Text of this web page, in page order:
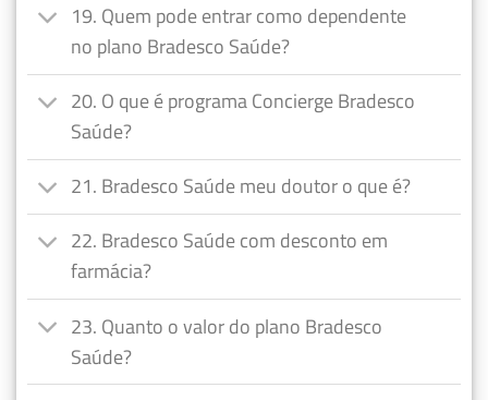
19. Quem pode entrar como dependente
no plano Bradesco Saúde?
20. O que é programa Concierge Bradesco
Saúde?
21. Bradesco Saúde meu doutor o que é?
22. Bradesco Saúde com desconto em
farmácia?
23. Quanto o valor do plano Bradesco
Saúde?